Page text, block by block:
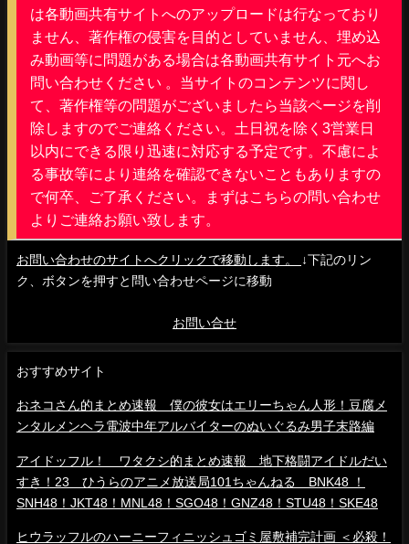
は各動画共有サイトへのアップロードは行なっており
ません、著作権の侵害を目的としていません、埋め込
み動画等に問題がある場合は各動画共有サイト元へお
問い合わせください 。当サイトのコンテンツに関し
て、著作権等の問題がございましたら当該ページを削
除しますのでご連絡ください。土日祝を除く3営業日
以内にできる限り迅速に対応する予定です。不慮によ
る事故等により連絡を確認できないこともありますの
で何卒、ご了承ください。まずはこちらの問い合わせ
よりご連絡お願い致します。
お問い合わせのサイトへクリックで移動します。
↓下記のリン
ク、ボタンを押すと問い合わせページに移動
お問い合せ
おすすめサイト
おネコさん的まとめ速報 僕の彼女はエリーちゃん人形！豆腐メ
ンタルメンヘラ電波中年アルバイターのぬいぐるみ男子末路編
アイドッフル！ ワタクシ的まとめ速報 地下格闘アイドルだい
すき！23 ひうらのアニメ放送局101ちゃんねる BNK48 ！
SNH48！JKT48！MNL48！SGO48！GNZ48！STU48！SKE48
ヒウラッフルのハーニーフィニッシュゴミ屋敷補完計画 ＜必殺！